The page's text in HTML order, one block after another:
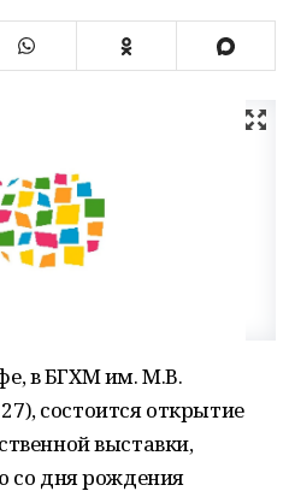
в БГХМ им. М.В.
состоится открытие
выставки,
со дня рождения